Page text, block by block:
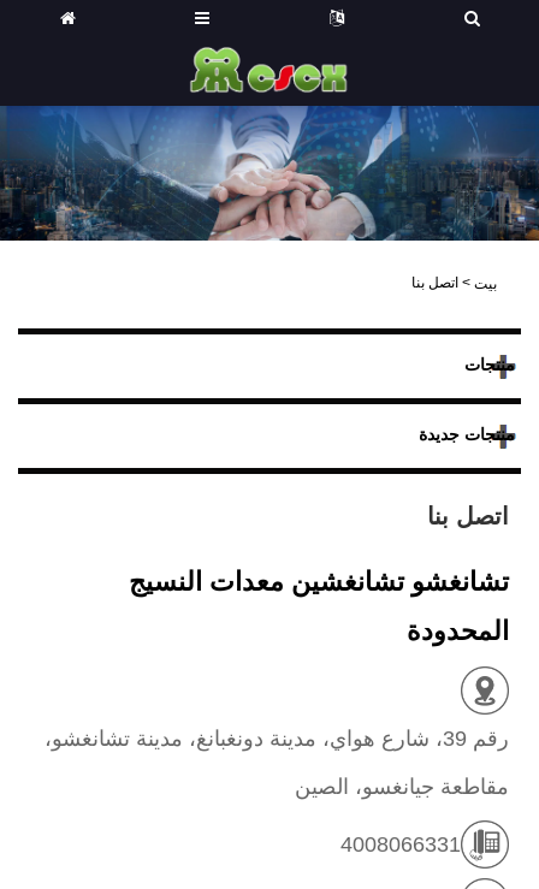
بيت > اتصل بنا
منتجات
منتجات جديدة
اتصل بنا
تشانغشو تشانغشين معدات النسيج
المحدودة
رقم 39، شارع هواي، مدينة دونغبانغ، مدينة تشانغشو،
مقاطعة جيانغسو، الصين
4008066331